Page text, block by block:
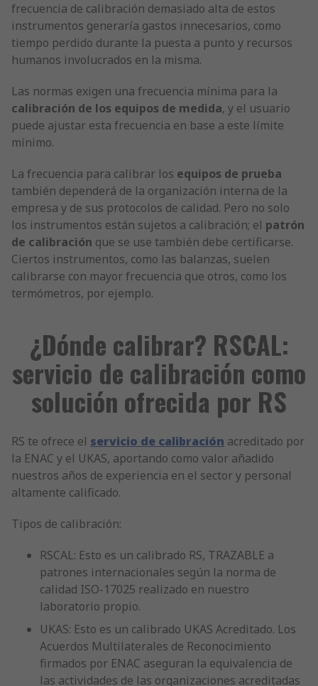
frecuencia de calibración demasiado alta de estos
instrumentos generaría gastos innecesarios, como
tiempo perdido durante la puesta a punto y recursos
humanos involucrados en la misma.
Las normas exigen una frecuencia mínima para la
calibración de los equipos de medida, y el usuario
puede ajustar esta frecuencia en base a este límite
mínimo.
La frecuencia para calibrar los equipos de prueba
también dependerá de la organización interna de la
empresa y de sus protocolos de calidad. Pero no solo
los instrumentos están sujetos a calibración; el patrón
de calibración que se use también debe certificarse.
Ciertos instrumentos, como las balanzas, suelen
calibrarse con mayor frecuencia que otros, como los
termómetros, por ejemplo.
¿Dónde calibrar? RSCAL:
servicio de calibración como
solución ofrecida por RS
RS te ofrece el servicio de calibración acreditado por
la ENAC y el UKAS, aportando como valor añadido
nuestros años de experiencia en el sector y personal
altamente calificado.
Tipos de calibración:
RSCAL: Esto es un calibrado RS, TRAZABLE a
patrones internacionales según la norma de
calidad ISO-17025 realizado en nuestro
laboratorio propio.
UKAS: Esto es un calibrado UKAS Acreditado. Los
Acuerdos Multilaterales de Reconocimiento
firmados por ENAC aseguran la equivalencia de
las actividades de las organizaciones acreditadas